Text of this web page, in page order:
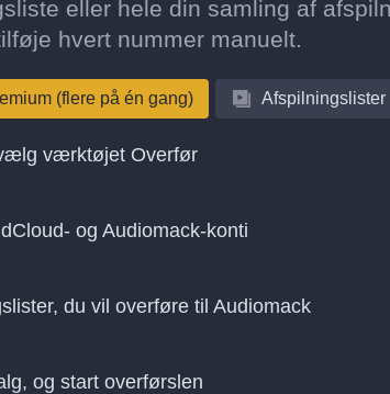
eller hele din samling af
hvert nummer manuelt.
(flere på én gang) Afspilningslister
værktøjet Overfør
og Audiomack-konti
du vil overføre til Audiomack
og start overførslen